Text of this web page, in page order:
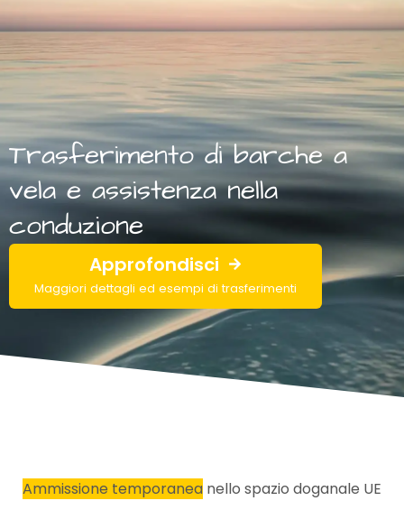
Trasferimento di barche a
vela e assistenza nella
conduzione
Approfondisci
Maggiori dettagli ed esempi di trasferimenti
Ammissione temporanea nello spazio doganale UE